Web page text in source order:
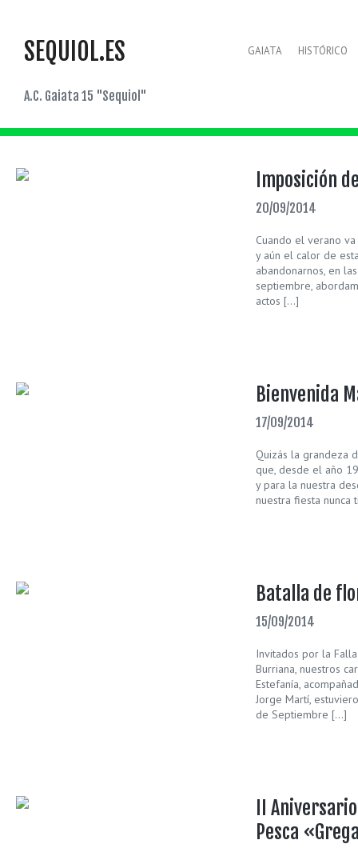
SEQUIOL.ES
A.C. Gaiata 15 "Sequiol"
GAIATA HISTÓRICO
Imposición
20/09/2014
Cuando el verano
y aún el calor de
abandonarnos, en
septiembre,
actos […]
Bienvenida
17/09/2014
Quizás la grandeza
que, desde el año
y para la nuestra
nuestra fiesta nunca
Batalla de
15/09/2014
Invitados por la
Burriana, nuestros
Estefanía,
Jorge Martí,
de Septiembre […]
II
Pesca